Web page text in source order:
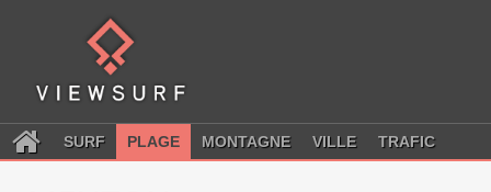
SURF PLAGE MONTAGNE VILLE TRAFIC